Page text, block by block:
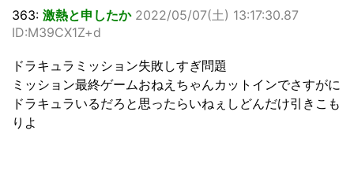
363: 激熱と申したか 2022/05/07(土) 13:17:30.87
ID:M39CX1Z+d
ドラキュラミッション失敗しすぎ問題
ミッション最終ゲームおねえちゃんカットインでさすがに
ドラキュラいるだろと思ったらいねぇしどんだけ引きこも
りよ